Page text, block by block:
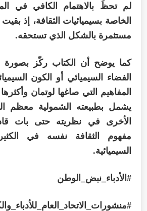
لم تحظَ بالاهتمام الكافي في
الخاصة بسيميائيات الثقافة، إذ
مستثمرة بالشكل الذي تستحقه.
كما يوضح أن الكتاب ركّز بصورة
الفضاء السيميائي أو الكون
المفاهيم التي صاغها لوتمان وأكثرها
يشمل بطبيعته الشمولية معظم
الأخرى في نظريته حتى بات
مفهوم الثقافة نفسه في
السيميائية.
#الأدباء_نبض_الوطن